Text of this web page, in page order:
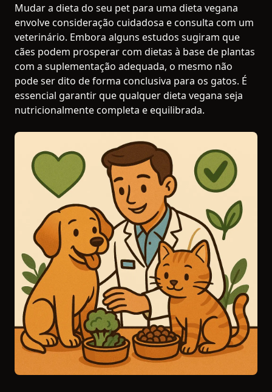
Mudar a dieta do seu pet para uma dieta vegana
envolve consideração cuidadosa e consulta com um
veterinário. Embora alguns estudos sugiram que
cães podem prosperar com dietas à base de plantas
com a suplementação adequada, o mesmo não
pode ser dito de forma conclusiva para os gatos. É
essencial garantir que qualquer dieta vegana seja
nutricionalmente completa e equilibrada.